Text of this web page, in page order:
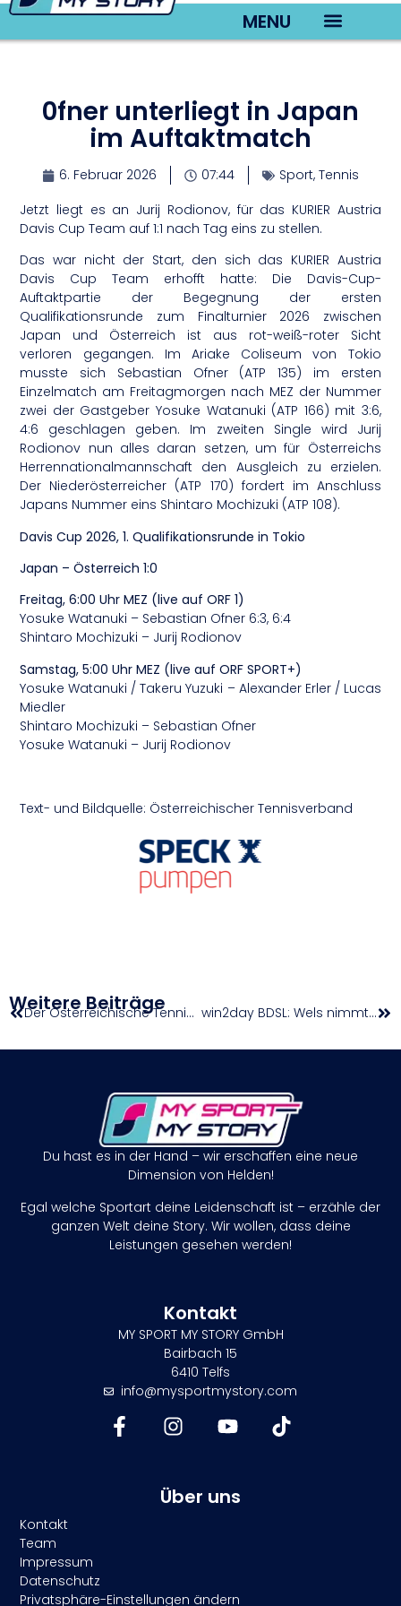
MENU
0fner unterliegt in Japan
im Auftaktmatch
6. Februar 2026 07:44 Sport, Tennis
Jetzt liegt es an Jurij Rodionov, für das KURIER Austria
Davis Cup Team auf 1:1 nach Tag eins zu stellen.
Das war nicht der Start, den sich das KURIER Austria
Davis Cup Team erhofft hatte: Die Davis-Cup-
Auftaktpartie der Begegnung der ersten
Qualifikationsrunde zum Finalturnier 2026 zwischen
Japan und Österreich ist aus rot-weiß-roter Sicht
verloren gegangen. Im Ariake Coliseum von Tokio
musste sich Sebastian Ofner (ATP 135) im ersten
Einzelmatch am Freitagmorgen nach MEZ der Nummer
zwei der Gastgeber Yosuke Watanuki (ATP 166) mit 3:6,
4:6 geschlagen geben. Im zweiten Single wird Jurij
Rodionov nun alles daran setzen, um für Österreichs
Herrennationalmannschaft den Ausgleich zu erzielen.
Der Niederösterreicher (ATP 170) fordert im Anschluss
Japans Nummer eins Shintaro Mochizuki (ATP 108).
Davis Cup 2026, 1. Qualifikationsrunde in Tokio
Japan – Österreich 1:0
Freitag, 6:00 Uhr MEZ (live auf ORF 1)
Yosuke Watanuki – Sebastian Ofner 6:3, 6:4
Shintaro Mochizuki – Jurij Rodionov
Samstag, 5:00 Uhr MEZ (live auf ORF SPORT+)
Yosuke Watanuki / Takeru Yuzuki – Alexander Erler / Lucas
Miedler
Shintaro Mochizuki – Sebastian Ofner
Yosuke Watanuki – Jurij Rodionov
Text- und Bildquelle: Österreichischer Tennisverband
Weitere Beiträge Der Österreichische Tennisverband trauert um Karol Safárik (86) win2day BDSL: Wels nimmt die Top-3 ins Visier
Du hast es in der Hand – wir erschaffen eine neue
Dimension von Helden!
Egal welche Sportart deine Leidenschaft ist – erzähle der
ganzen Welt deine Story. Wir wollen, dass deine
Leistungen gesehen werden!
Kontakt
MY SPORT MY STORY GmbH
Bairbach 15
6410 Telfs
info@mysportmystory.com
Über uns
Kontakt
Team
Impressum
Datenschutz
Privatsphäre-Einstellungen ändern